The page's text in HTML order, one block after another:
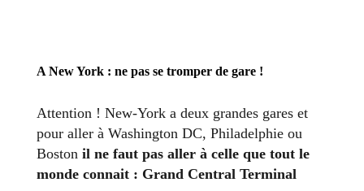
A New York : ne pas se tromper de gare !
Attention ! New-York a deux grandes gares et
pour aller à Washington DC, Philadelphie ou
Boston il ne faut pas aller à celle que tout le
monde connait : Grand Central Terminal